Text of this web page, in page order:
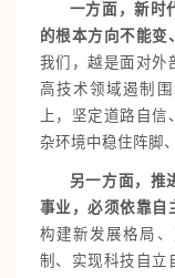
一方面，新时
的根本方向不能变
我们，越是面对外
高技术领域遏制
上，坚定道路自
杂环境中稳住阵脚
另一方面，推
事业，必须依靠自
构建新发展格局
制、实现科技自立